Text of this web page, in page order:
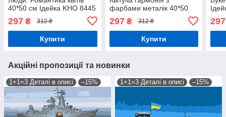
40*50 см Ідейка KHO 8445
297 ₴ 312 ₴
Купити
фарбами металік 40*50
297₴ 312 ₴
Купити
297
Акційні пропозиції та новинки
1+1=3 Деталі в описі –15% 1+1=3 Деталі в описі –15%